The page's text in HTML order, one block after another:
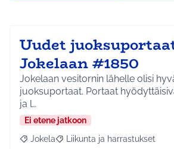
Uudet
Jokelaan #1850
Jokelaan vesitornin lähelle olisi
juoksuportaat. Portaat
ja l…
Ei etene jatkoon
Rajaa tulokset aihepiirin mukaan: Jokela
Jokela Rajaa tulokset teeman
Liikunta ja harrastukset